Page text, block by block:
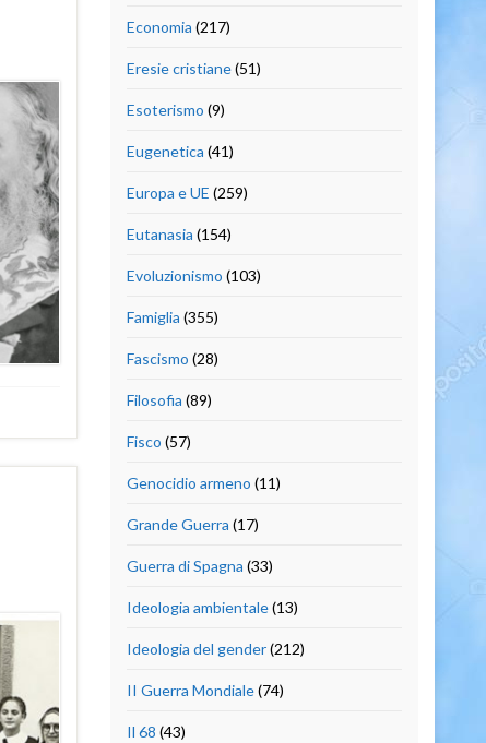
Economia (217)
Eresie cristiane(51)
Esoterismo (9)
Eugenetica (41)
Europa e UE (259)
Eutanasia (154)
Evoluzionismo (103)
Famiglia (355)
Fascismo (28)
Filosofia (89)
Fisco (57)
Genocidio armeno (11)
Grande Guerra (17)
Guerra di Spagna (33)
Ideologia ambientale(13)
Ideologia del gender(212)
II Guerra Mondiale(74)
Il 68 (43)